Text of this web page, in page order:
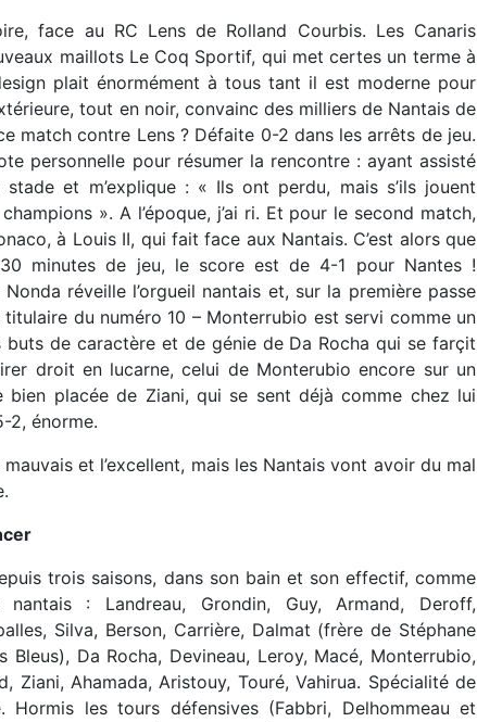
face au RC Lens de Rolland Courbis. Les Canaris
maillots Le Coq Sportif, qui met certes un terme à
plait énormément à tous tant il est moderne pour
tout en noir, convainc des milliers de Nantais de
match contre Lens ? Défaite 0-2 dans les arrêts de jeu.
personnelle pour résumer la rencontre : ayant assisté
et m’explique : « Ils ont perdu, mais s’ils jouent
». A l’époque, j’ai ri. Et pour le second match,
à Louis II, qui fait face aux Nantais. C’est alors que
minutes de jeu, le score est de 4-1 pour Nantes !
réveille l’orgueil nantais et, sur la première passe
du numéro 10 – Monterrubio est servi comme un
buts de caractère et de génie de Da Rocha qui se farçit
droit en lucarne, celui de Monterubio encore sur un
bien placée de Ziani, qui se sent déjà comme chez lui
2, énorme.
et l’excellent, mais les Nantais vont avoir du mal
trois saisons, dans son bain et son effectif, comme
: Landreau, Grondin, Guy, Armand, Deroff,
Silva, Berson, Carrière, Dalmat (frère de Stéphane
Da Rocha, Devineau, Leroy, Macé, Monterrubio,
Ziani, Ahamada, Aristouy, Touré, Vahirua. Spécialité de
les tours défensives (Fabbri, Delhommeau et